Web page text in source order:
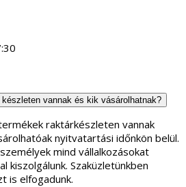
vannak és kik vásárolhatnak?
raktárkészleten vannak
nyitvatartási időnkön belül.
mind vállalkozásokat
kiszolgálunk. Szaküzletünkben
is elfogadunk.